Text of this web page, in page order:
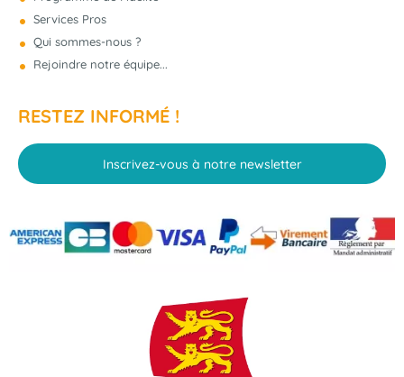
Services Pros
Qui sommes-nous ?
Rejoindre notre équipe...
RESTEZ INFORMÉ !
Inscrivez-vous à notre newsletter